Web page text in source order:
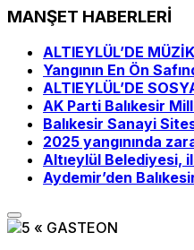
MANŞET HABERLERİ
ALTIEYLÜL’DE
Yangının En Ön
ALTIEYLÜL’DE
AK Parti Balıkesir
Balıkesir Sanayi
2025 yangınında
Altıeylül Belediyesi,
Aydemir’den